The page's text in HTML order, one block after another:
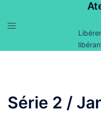
Série 2 /